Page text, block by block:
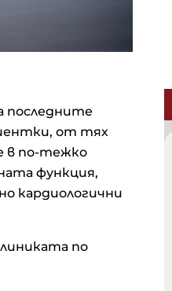
последните
от тях
в по-тежко
функция,
кардиологични
по